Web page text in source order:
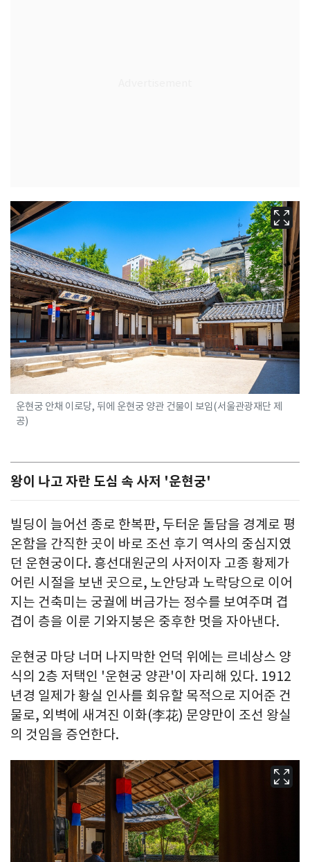
운현궁 안채 이로당, 뒤에 운현궁 양관 건물이 보임(서울관광재단 제
공)
왕이 나고 자란 도심 속 사저 '운현궁'
빌딩이 늘어선 종로 한복판, 두터운 돌담을 경계로 평
온함을 간직한 곳이 바로 조선 후기 역사의 중심지였
던 운현궁이다. 흥선대원군의 사저이자 고종 황제가
어린 시절을 보낸 곳으로, 노안당과 노락당으로 이어
지는 건축미는 궁궐에 버금가는 정수를 보여주며 겹
겹이 층을 이룬 기와지붕은 중후한 멋을 자아낸다.
운현궁 마당 너머 나지막한 언덕 위에는 르네상스 양
식의 2층 저택인 '운현궁 양관'이 자리해 있다. 1912
년경 일제가 황실 인사를 회유할 목적으로 지어준 건
물로, 외벽에 새겨진 이화(李花) 문양만이 조선 왕실
의 것임을 증언한다.